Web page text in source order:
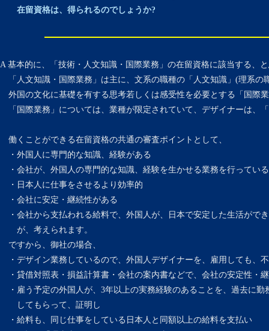
在留資格は、得られるのでしょうか?
A 基本的に、「技術・人文知識・国際業務」の在留資格に該当する、
「人文知識・国際業務」は主に、文系の職種の「人文知識」(理系の
外国の文化に基礎を有する思考若しくは感受性を必要とする「国際
「国際業務」については、業種が限定されていて、デザイナーは、
働くことができる在留資格の共通の審査ポイントとして、
・外国人に専門的な知識、経験がある
・会社が、外国人の専門的な知識、経験を生かせる業務を行っている
・日本人に仕事をさせるより効率的
・会社に安定・継続性がある
・会社から支払われる給料で、外国人が、日本で安定した生活がで
が、考えられます。
ですから、御社の場合、
・デザイン業務しているので、外国人デザイナーを、雇用しても、
・貸借対照表・損益計算書・会社の案内書などで、会社の安定性・
・雇う予定の外国人が、3年以上の実務経験のあることを、過去に勤
してもらって、証明し
・給料も、同じ仕事をしている日本人と同額以上の給料を支払い